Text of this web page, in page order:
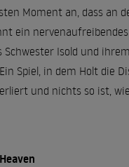
Moment an, dass an
ein
Schwester Isold und
Spiel, in dem Holt die
und nichts so ist,